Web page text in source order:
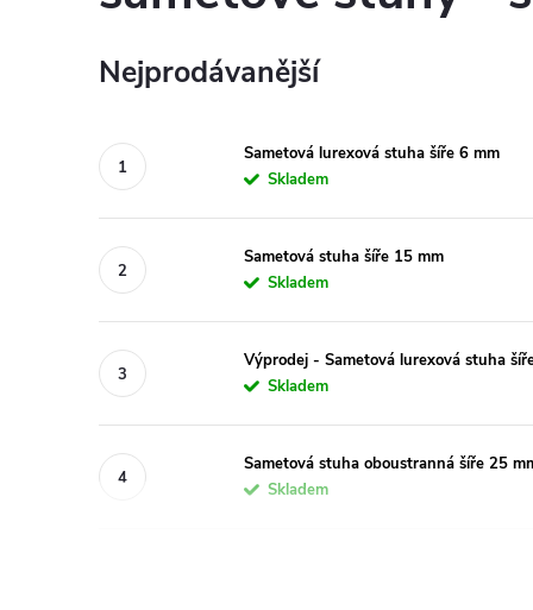
Nejprodávanější
Sametová lurexová stuha šíře 6 mm
Skladem
Sametová stuha šíře 15 mm
Skladem
Výprodej - Sametová lurexová stuha
Skladem
Sametová stuha oboustranná šíře 25
Skladem